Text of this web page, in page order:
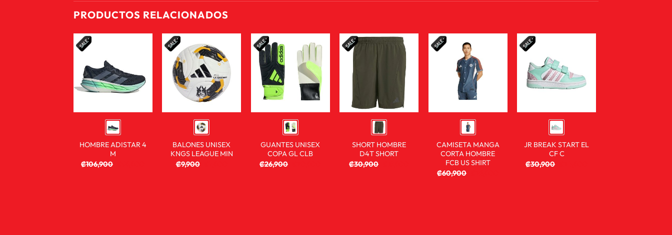
PRODUCTOS RELACIONADOS
HOMBRE ADISTAR 4
M
₡106,900
BALONES UNISEX
KNGS LEAGUE MIN
₡9,900
GUANTES UNISEX
COPA GL CLB
₡26,900
SHORT HOMBRE
D4T SHORT
₡30,900
CAMISETA MANGA
CORTA HOMBRE
FCB US SHIRT
₡60,900
JR BREAK START EL
CF C
₡30,900